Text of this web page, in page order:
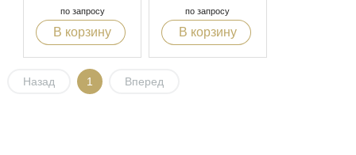
по запросу
В корзину
по запросу
В корзину
Назад 1 Вперед